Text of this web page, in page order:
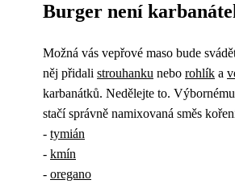
Burger není
Možná vás vepřové maso bude
něj přidali strouhanku nebo rohlík a
karbanátků. Nedělejte to.
stačí správně namixovaná směs
- tymián
- kmín
- oregano